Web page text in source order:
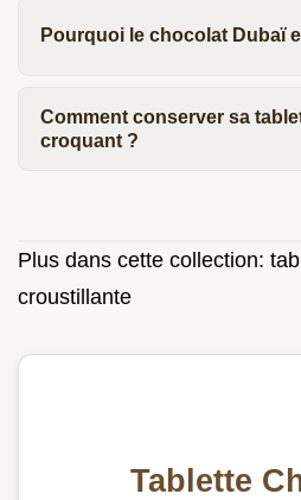
Pourquoi le chocolat Dubaï
Comment conserver sa
croquant ?
Plus dans cette collection:
croustillante
Tablette